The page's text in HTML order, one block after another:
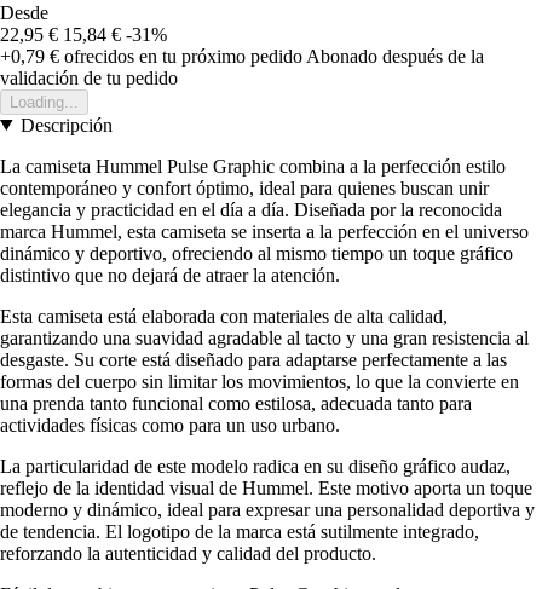
Desde
22,95 € 15,84 € -31%
+0,79 € ofrecidos en tu próximo pedido Abonado después de la
validación de tu pedido
Loading...
Descripción
La camiseta Hummel Pulse Graphic combina a la perfección estilo
contemporáneo y confort óptimo, ideal para quienes buscan unir
elegancia y practicidad en el día a día. Diseñada por la reconocida
marca Hummel, esta camiseta se inserta a la perfección en el universo
dinámico y deportivo, ofreciendo al mismo tiempo un toque gráfico
distintivo que no dejará de atraer la atención.
Esta camiseta está elaborada con materiales de alta calidad,
garantizando una suavidad agradable al tacto y una gran resistencia al
desgaste. Su corte está diseñado para adaptarse perfectamente a las
formas del cuerpo sin limitar los movimientos, lo que la convierte en
una prenda tanto funcional como estilosa, adecuada tanto para
actividades físicas como para un uso urbano.
La particularidad de este modelo radica en su diseño gráfico audaz,
reflejo de la identidad visual de Hummel. Este motivo aporta un toque
moderno y dinámico, ideal para expresar una personalidad deportiva y
de tendencia. El logotipo de la marca está sutilmente integrado,
reforzando la autenticidad y calidad del producto.